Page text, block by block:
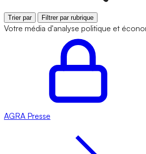
Trier par Filtrer par rubrique
Votre média d'analyse politique et
AGRA Presse